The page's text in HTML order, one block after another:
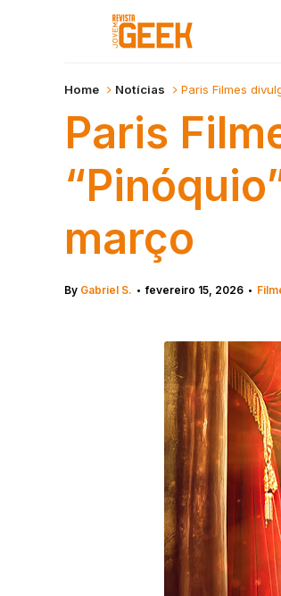
Home Notícias Paris Filmes
Paris
março
By Gabriel S. • fevereiro 15, 2026 •